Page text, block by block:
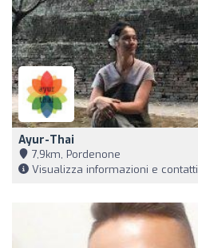
Ayur-Thai
7,9km, Pordenone
Visualizza informazioni e contatti